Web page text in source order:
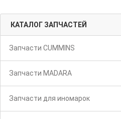
КАТАЛОГ ЗАПЧАСТЕЙ
Запчасти CUMMINS
Запчасти MADARA
Запчасти для иномарок